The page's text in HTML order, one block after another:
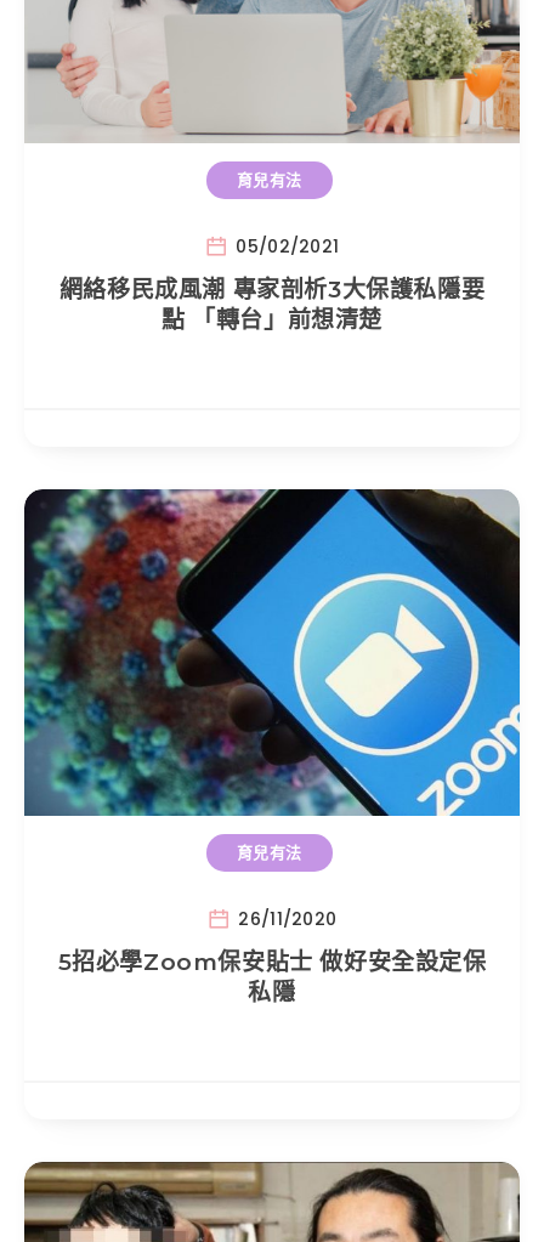
育兒有法
05/02/2021
網絡移民成風潮 專家剖析3大保護私隱要
點 「轉台」前想清楚
育兒有法
26/11/2020
5招必學Zoom保安貼士 做好安全設定保
私隱